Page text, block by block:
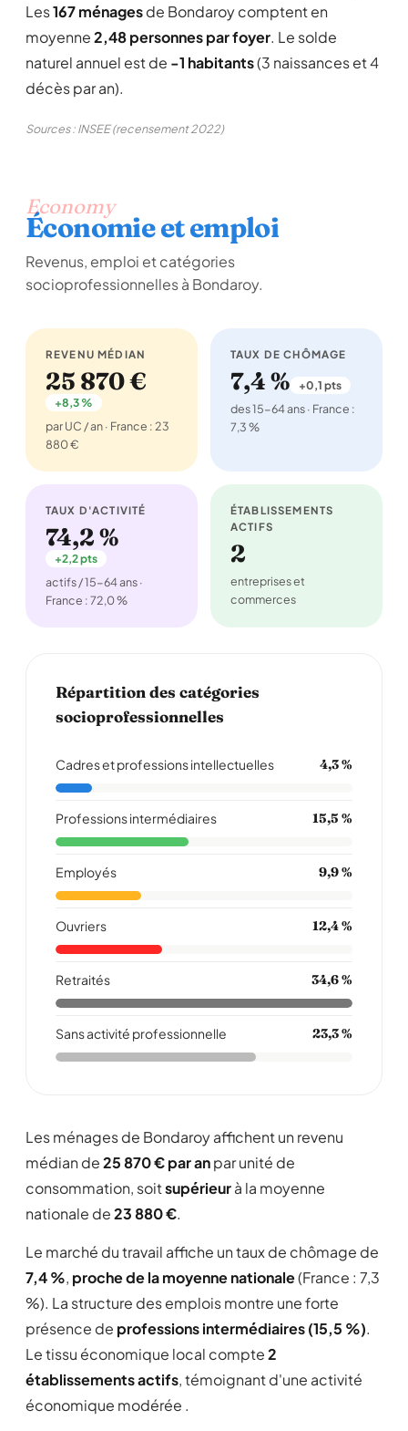
Les167 ménagesde Bondaroy comptent en
moyenne2,48 personnes par foyer. Le solde
naturel annuel est de -1 habitants(3 naissances et 4
décès par an).
Sources : INSEE (recensement 2022)
Economy
Économie et emploi
Revenus, emploi et catégories
socioprofessionnelles à Bondaroy.
REVENU MÉDIAN
25 870 €
+8,3 %
par UC / an · France : 23
880 €
TAUX DE CHÔMAGE
7,4 % +0,1 pts
des 15-64 ans · France :
7,3 %
TAUX D'ACTIVITÉ
74,2 %
+2,2 pts
actifs / 15-64 ans ·
France : 72,0 %
ÉTABLISSEMENTS
ACTIFS
2
entreprises et
commerces
Répartition des catégories
socioprofessionnelles
Cadres et professions intellectuelles 4,3 %
Professions intermédiaires 15,5 %
Employés 9,9 %
Ouvriers 12,4 %
Retraités 34,6 %
Sans activité professionnelle 23,3 %
Les ménages de Bondaroy affichent un revenu
médian de25 870 € par anpar unité de
consommation, soitsupérieurà la moyenne
nationale de23 880 €.
Le marché du travail affiche un taux de chômage de
7,4 %, proche de la moyenne nationale(France : 7,3
%). La structure des emplois montre une forte
présence de professions intermédiaires (15,5 %).
Le tissu économique local compte2
établissements actifs, témoignant d'une activité
économique modérée .